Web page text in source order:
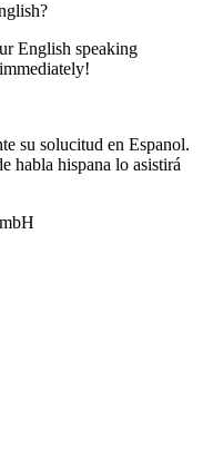
English speaking
su solucitud en Espanol.
habla hispana lo asistirá